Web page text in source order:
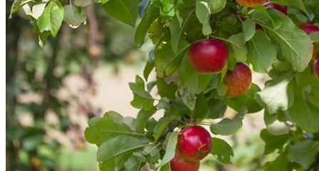
Gewinner Herbst
Lightroom lightroom tipps Makro Monochrom
Produkttest S-/W Schnee Schwarz-Weiß SEO Sommer
Stockfotografie Streetfotografie TopDogs
Verlosung Wasser Weiß